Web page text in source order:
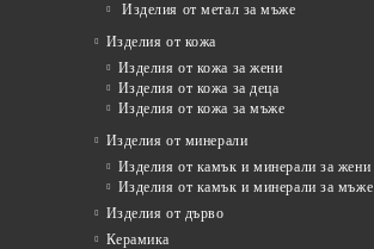
Изделия от метал за мъже
Изделия от кожа
Изделия от кожа за жени
Изделия от кожа за деца
Изделия от кожа за мъже
Изделия от минерали
Изделия от камък и минерали за жени
Изделия от камък и минерали за мъже
Изделия от дърво
Керамика